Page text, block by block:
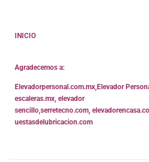
INICIO
Agradecemos a:
Elevadorpersonal.com.mx Elevador
escaleras.mx elevador
sencillo, serretecno.com,
uestasdelubricacion.com